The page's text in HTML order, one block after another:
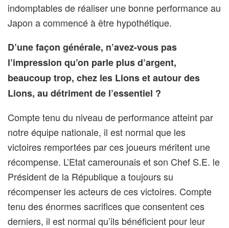
indomptables de réaliser une bonne performance au
Japon a commencé à être hypothétique.
D’une façon générale, n’avez-vous pas
l’impression qu’on parle plus d’argent,
beaucoup trop, chez les Lions et autour des
Lions, au détriment de l’essentiel ?
Compte tenu du niveau de performance atteint par
notre équipe nationale, il est normal que les
victoires remportées par ces joueurs méritent une
récompense. L’Etat camerounais et son Chef S.E. le
Président de la République a toujours su
récompenser les acteurs de ces victoires. Compte
tenu des énormes sacrifices que consentent ces
derniers, il est normal qu’ils bénéficient pour leur